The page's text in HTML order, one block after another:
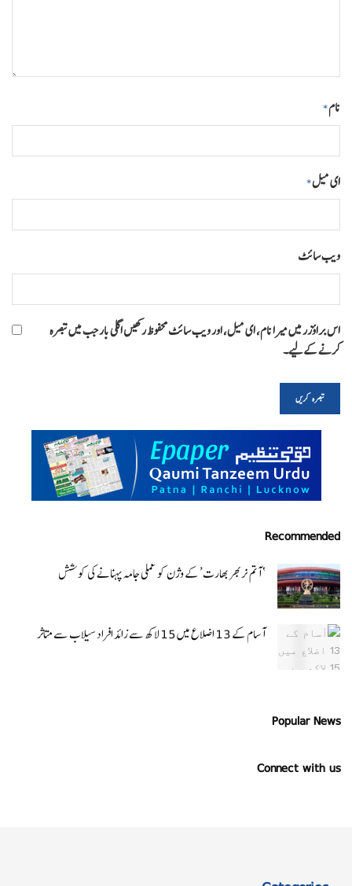
نام*
ای میل*
ویب‌ سائٹ
اس براؤزر میں میرا نام، ای میل، اور ویب سائٹ محفوظ رکھیں اگلی بار جب میں تبصرہ
کرنے کےلیے۔
Recommended
‘ آتم نربھر بھارت’ کے وژن کو عملی جامہ پہنانے کی کوشش
آسام کے 13 اضلاع میں 15 لاکھ سے زائد افراد سیلاب سے متاثر
Popular News
Connect with us